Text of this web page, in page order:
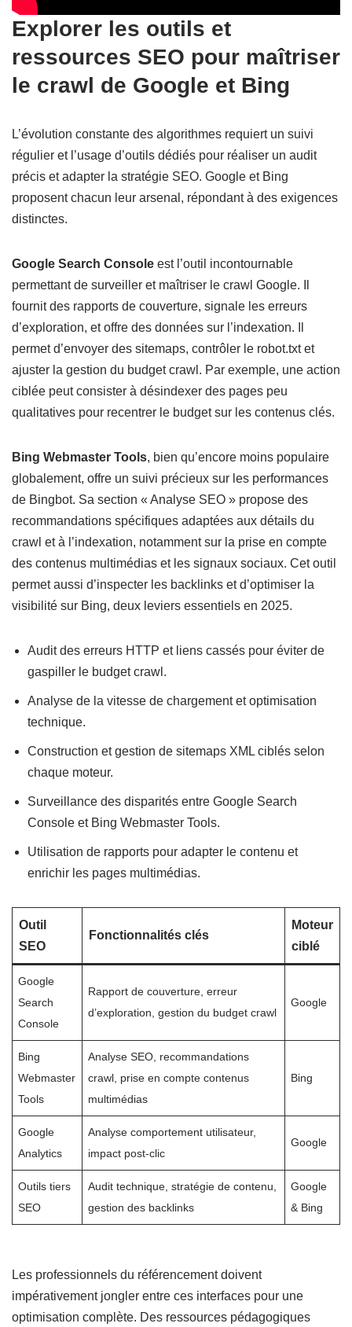
Explorer les outils et
ressources SEO pour maîtriser
le crawl de Google et Bing
L’évolution constante des algorithmes requiert un suivi
régulier et l’usage d’outils dédiés pour réaliser un audit
précis et adapter la stratégie SEO. Google et Bing
proposent chacun leur arsenal, répondant à des exigences
distinctes.
Google Search Console est l’outil incontournable
permettant de surveiller et maîtriser le crawl Google. Il
fournit des rapports de couverture, signale les erreurs
d’exploration, et offre des données sur l’indexation. Il
permet d’envoyer des sitemaps, contrôler le robot.txt et
ajuster la gestion du budget crawl. Par exemple, une action
ciblée peut consister à désindexer des pages peu
qualitatives pour recentrer le budget sur les contenus clés.
Bing Webmaster Tools, bien qu’encore moins populaire
globalement, offre un suivi précieux sur les performances
de Bingbot. Sa section « Analyse SEO » propose des
recommandations spécifiques adaptées aux détails du
crawl et à l’indexation, notamment sur la prise en compte
des contenus multimédias et les signaux sociaux. Cet outil
permet aussi d’inspecter les backlinks et d’optimiser la
visibilité sur Bing, deux leviers essentiels en 2025.
Audit des erreurs HTTP et liens cassés pour éviter de
gaspiller le budget crawl.
Analyse de la vitesse de chargement et optimisation
technique.
Construction et gestion de sitemaps XML ciblés selon
chaque moteur.
Surveillance des disparités entre Google Search
Console et Bing Webmaster Tools.
Utilisation de rapports pour adapter le contenu et
enrichir les pages multimédias.
Outil
SEO
Fonctionnalités clés
Moteur
ciblé
Google
Search
Console
Rapport de couverture, erreur
d’exploration, gestion du budget crawl
Google
Bing
Webmaster
Tools
Analyse SEO, recommandations
crawl, prise en compte contenus
multimédias
Bing
Google
Analytics
Analyse comportement utilisateur,
impact post-clic
Google
Outils tiers
SEO
Audit technique, stratégie de contenu,
gestion des backlinks
Google
& Bing
Les professionnels du référencement doivent
impérativement jongler entre ces interfaces pour une
optimisation complète. Des ressources pédagogiques